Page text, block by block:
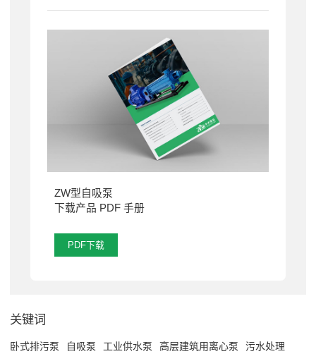
ZW型自吸泵
下载产品 PDF 手册
PDF下载
关键词
卧式排污泵 自吸泵 工业供水泵 高层建筑用离心泵
污水处理